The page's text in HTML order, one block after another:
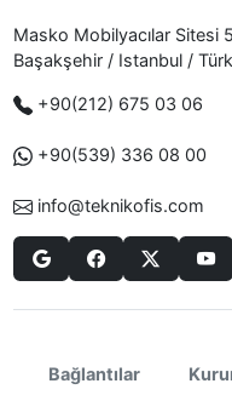
Masko Mobilyacılar Sitesi
Başakşehir / Istanbul /
+90(212) 675 03 06
+90(539) 336 08 00
info@teknikofis.com
Bağlantılar